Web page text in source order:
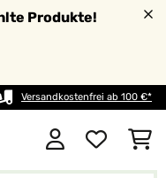
Produkte!
Versandkostenfrei ab 100 €*